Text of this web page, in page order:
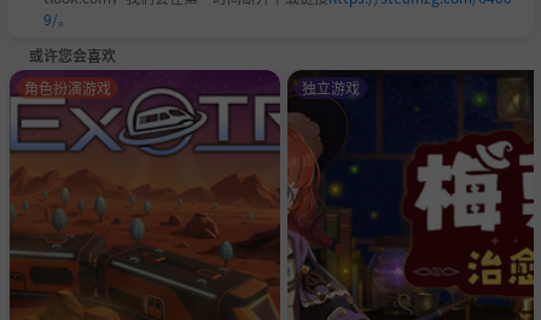
9/。
或许您会喜欢
角色扮演游戏 独立游戏